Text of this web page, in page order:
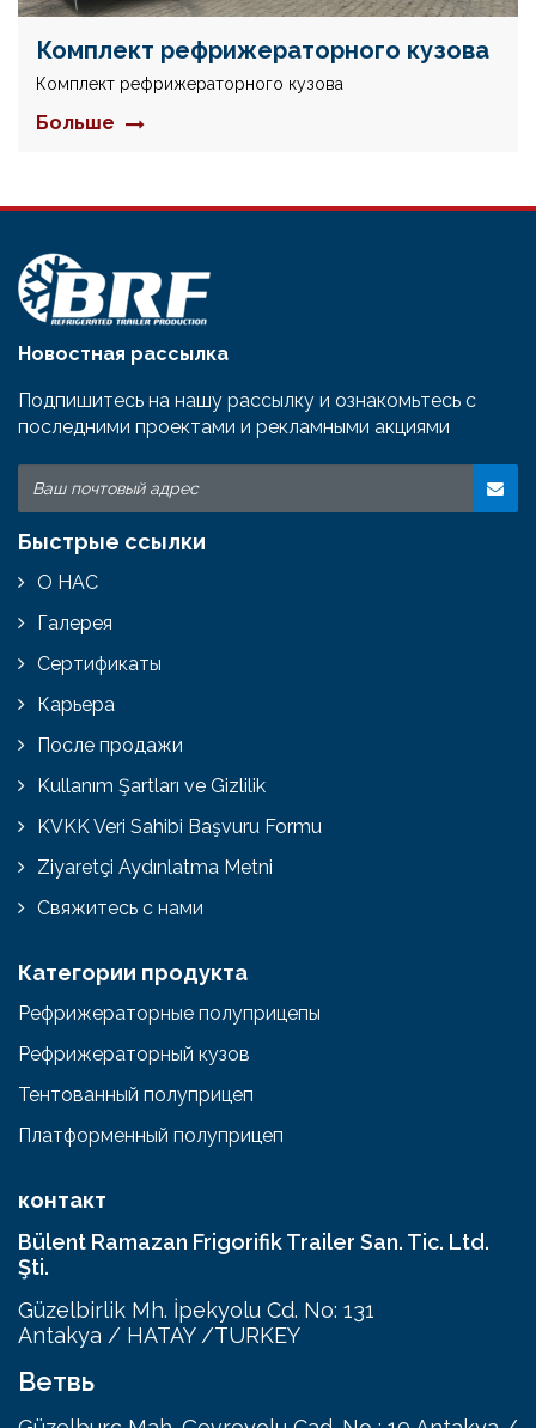
Комплект рефрижераторного кузова
Комплект рефрижераторного кузова
Больше
Новостная рассылка
Подпишитесь на нашу рассылку и ознакомьтесь с
последними проектами и рекламными акциями
Быстрые ссылки
О НАС
Галерея
Сертификаты
Карьера
После продажи
Kullanım Şartları ve Gizlilik
KVKK Veri Sahibi Başvuru Formu
Ziyaretçi Aydınlatma Metni
Свяжитесь с нами
Категории продукта
Рефрижераторные полуприцепы
Рефрижераторный кузов
Тентованный полуприцеп
Платформенный полуприцеп
контакт
Bülent Ramazan Frigorifik Trailer San. Tic. Ltd.
Şti.
Güzelbirlik Mh. İpekyolu Cd. No: 131
Antakya / HATAY /TURKEY
Ветвь